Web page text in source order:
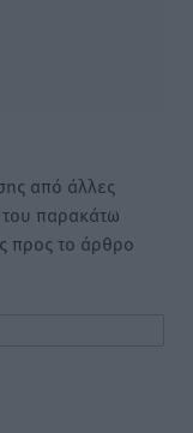
από άλλες
του παρακάτω
προς το άρθρο